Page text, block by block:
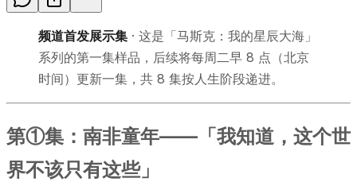
频道首发展示集 · 这是「马斯克：我的星辰大海」
系列的第一集样品，后续将每周二早 8 点（北京
时间）更新一集，共 8 集按人生阶段递进。
第①集：南非童年——「我知道，这个世
界不该只有这些」